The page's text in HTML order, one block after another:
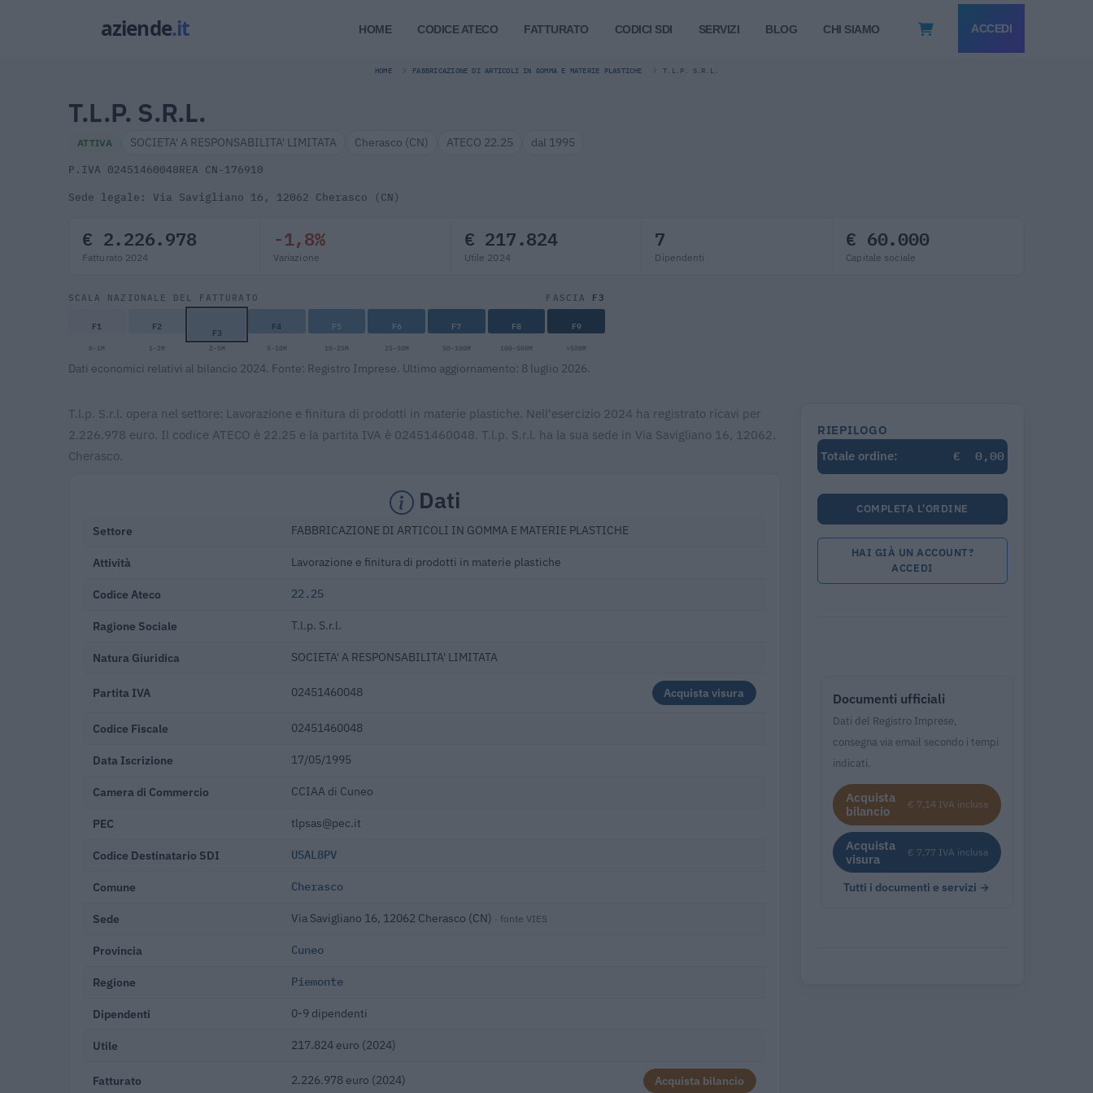
HOME CODICE ATECO FATTURATO CODICI SDI SERVIZI BLOG CHI SIAMO ACCEDI
HOME FABBRICAZIONE DI ARTICOLI IN GOMMA E MATERIE PLASTICHE T.L.P. S.R.L.
T.L.P. S.R.L.
ATTIVA SOCIETA' A RESPONSABILITA' LIMITATA Cherasco (CN) ATECO 22.25 dal 1995
P.IVA 02451460048REA CN-176910
Sede legale: Via Savigliano 16, 12062 Cherasco (CN)
€ 2.226.978
Fatturato 2024
-1,8%
Variazione
€ 217.824
Utile 2024
7
Dipendenti
€ 60.000
Capitale sociale
SCALA NAZIONALE DEL FATTURATO FASCIA F3
F1 F2 F3 F4 F5 F6 F7 F8 F9
0-1M 1-2M 2-5M 5-10M 10-25M 25-50M 50-100M 100-500M >500M
Dati economici relativi al bilancio 2024. Fonte: Registro Imprese. Ultimo aggiornamento: 8 luglio 2026.
T.l.p. S.r.l. opera nel settore: Lavorazione e finitura di prodotti in materie plastiche. Nell'esercizio 2024 ha registrato ricavi per
2.226.978 euro. Il codice ATECO è 22.25 e la partita IVA è 02451460048. T.l.p. S.r.l. ha la sua sede in Via Savigliano 16, 12062,
Cherasco.
Dati
Settore FABBRICAZIONE DI ARTICOLI IN GOMMA E MATERIE PLASTICHE
Attività Lavorazione e finitura di prodotti in materie plastiche
Codice Ateco 22.25
Ragione Sociale T.l.p. S.r.l.
Natura Giuridica SOCIETA' A RESPONSABILITA' LIMITATA
Partita IVA 02451460048 Acquista visura
Codice Fiscale 02451460048
Data Iscrizione 17/05/1995
Camera di Commercio CCIAA di Cuneo
PEC tlpsas@pec.it
Codice Destinatario SDI USAL8PV
Comune Cherasco
Sede Via Savigliano 16, 12062 Cherasco (CN) · fonte VIES
Provincia Cuneo
Regione Piemonte
Dipendenti 0-9 dipendenti
Utile 217.824 euro (2024)
Fatturato 2.226.978 euro (2024) Acquista bilancio
RIEPILOGO
Totale ordine:
€ 0,00
COMPLETA L'ORDINE
HAI GIÀ UN ACCOUNT?
ACCEDI
Documenti ufficiali
Dati del Registro Imprese,
consegna via email secondo i tempi
indicati.
Acquista
bilancio
€ 7,14 IVA inclusa
Acquista
visura
€ 7,77 IVA inclusa
Tutti i documenti e servizi →